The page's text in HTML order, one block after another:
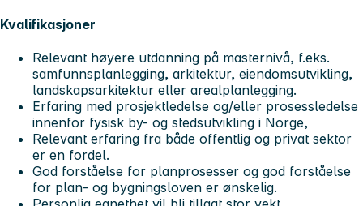
Kvalifikasjoner
Relevant høyere utdanning på masternivå, f.eks.
samfunnsplanlegging, arkitektur, eiendomsutvikling,
landskapsarkitektur eller arealplanlegging.
Erfaring med prosjektledelse og/eller prosessledelse
innenfor fysisk by- og stedsutvikling i Norge,
Relevant erfaring fra både offentlig og privat sektor
er en fordel.
God forståelse for planprosesser og god forståelse
for plan- og bygningsloven er ønskelig.